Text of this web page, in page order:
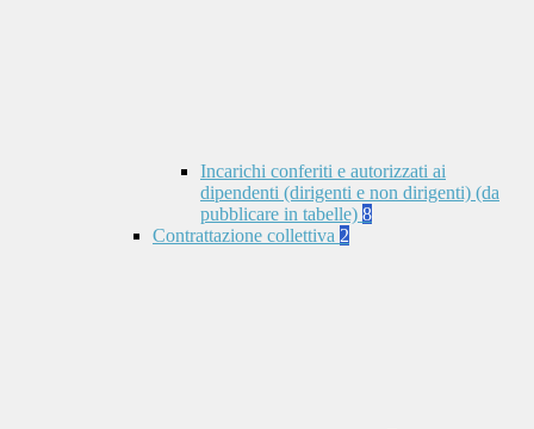
Incarichi conferiti e autorizzati ai
dipendenti (dirigenti e non dirigenti) (da
pubblicare in tabelle) 8
Contrattazione collettiva 2